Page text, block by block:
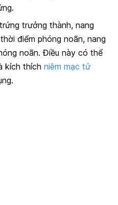
trưởng thành, nang
điểm phóng noãn, nang
noãn. Điều này có thể
kích thích niêm mạc tử